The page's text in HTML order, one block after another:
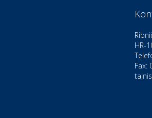
HR-
Fax: